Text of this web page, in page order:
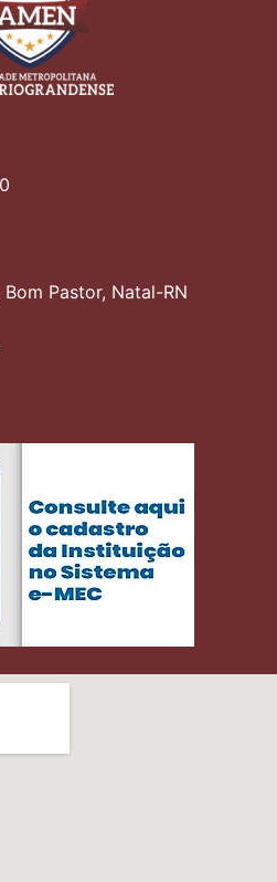
Bom Pastor, Natal-RN